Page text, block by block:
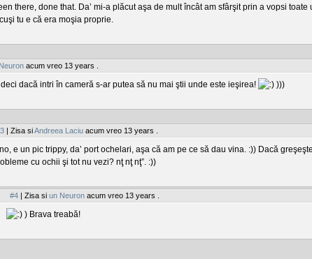
there, done that. Da’ mi-a plăcut aşa de mult încât am sfârşit prin a vopsi
tu e că era moşia proprie.
acum vreo 13 years .
deci dacă intri în cameră s-ar putea să nu mai ştii unde este ieşirea! )))
| Zisa siAndreea Laciu acum vreo 13 years .
e un pic trippy, da’ port ochelari, aşa că am pe ce să dau vina. :)) Dacă
cu ochii şi tot nu vezi? nţ nţ nţ”. :))
#4 | Zisa si un Neuron acum vreo 13 years .
) Brava treabă!